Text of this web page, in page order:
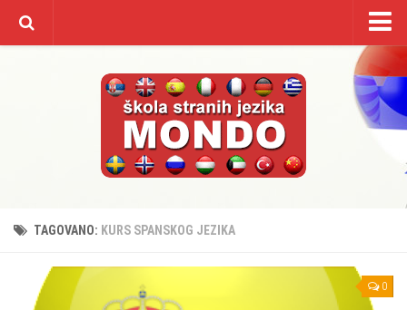
Kontakt
TAGOVANO: KURS SPANSKOG JEZIKA
0